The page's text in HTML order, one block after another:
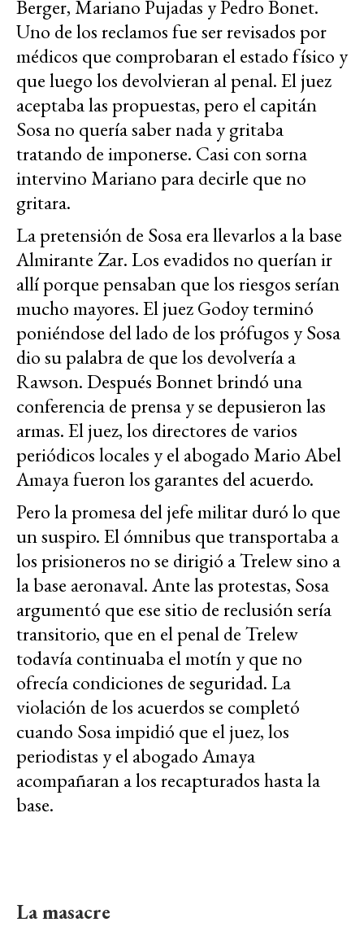
Berger, Mariano Pujadas y Pedro Bonet.
Uno de los reclamos fue ser revisados por
médicos que comprobaran el estado físico y
que luego los devolvieran al penal. El juez
aceptaba las propuestas, pero el capitán
Sosa no quería saber nada y gritaba
tratando de imponerse. Casi con sorna
intervino Mariano para decirle que no
gritara.
La pretensión de Sosa era llevarlos a la base
Almirante Zar. Los evadidos no querían ir
allí porque pensaban que los riesgos serían
mucho mayores. El juez Godoy terminó
poniéndose del lado de los prófugos y Sosa
dio su palabra de que los devolvería a
Rawson. Después Bonnet brindó una
conferencia de prensa y se depusieron las
armas. El juez, los directores de varios
periódicos locales y el abogado Mario Abel
Amaya fueron los garantes del acuerdo.
Pero la promesa del jefe militar duró lo que
un suspiro. El ómnibus que transportaba a
los prisioneros no se dirigió a Trelew sino a
la base aeronaval. Ante las protestas, Sosa
argumentó que ese sitio de reclusión sería
transitorio, que en el penal de Trelew
todavía continuaba el motín y que no
ofrecía condiciones de seguridad. La
violación de los acuerdos se completó
cuando Sosa impidió que el juez, los
periodistas y el abogado Amaya
acompañaran a los recapturados hasta la
base.
La masacre